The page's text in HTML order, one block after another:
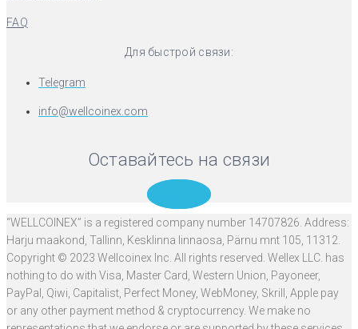
FAQ
Для быстрой связи:
Telegram
info@wellcoinex.com
Оставайтесь на связи
“WELLCOINEX” is a registered company number 14707826. Address:
Harju maakond, Tallinn, Kesklinna linnaosa, Pärnu mnt 105, 11312.
Copyright © 2023 Wellcoinex Inc. All rights reserved. Wellex LLC. has
nothing to do with Visa, Master Card, Western Union, Payoneer,
PayPal, Qiwi, Capitalist, Perfect Money, WebMoney, Skrill, Apple pay
or any other payment method & cryptocurrency. We make no